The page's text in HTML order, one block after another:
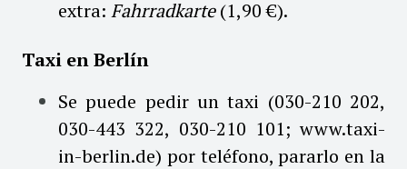
extra: Fahrradkarte(1,90 €).
Taxi en Berlín
Se puede pedir un taxi (030-210 202,
030-443 322, 030-210 101;www.taxi-
in-berlin.de) por teléfono, pararlo en la